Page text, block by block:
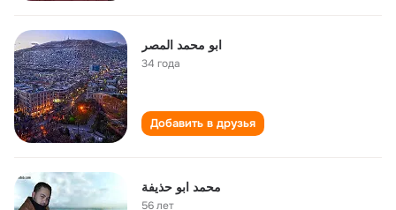
ابو محمد المصر
34 года
Добавить в друзья
محمد ابو حذيفة
56 лет